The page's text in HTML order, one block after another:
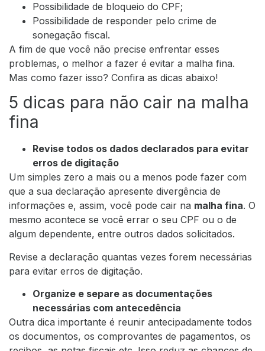
Possibilidade de bloqueio do CPF;
Possibilidade de responder pelo crime de
sonegação fiscal.
A fim de que você não precise enfrentar esses
problemas, o melhor a fazer é evitar a malha fina.
Mas como fazer isso? Confira as dicas abaixo!
5 dicas para não cair na malha
fina
Revise todos os dados declarados para evitar
erros de digitação
Um simples zero a mais ou a menos pode fazer com
que a sua declaração apresente divergência de
informações e, assim, você pode cair na malha fina. O
mesmo acontece se você errar o seu CPF ou o de
algum dependente, entre outros dados solicitados.
Revise a declaração quantas vezes forem necessárias
para evitar erros de digitação.
Organize e separe as documentações
necessárias com antecedência
Outra dica importante é reunir antecipadamente todos
os documentos, os comprovantes de pagamentos, os